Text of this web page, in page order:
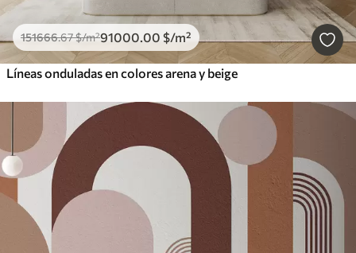
151666.67$/m²91000 .00 $/m²
Líneas onduladas en colores arena y beige